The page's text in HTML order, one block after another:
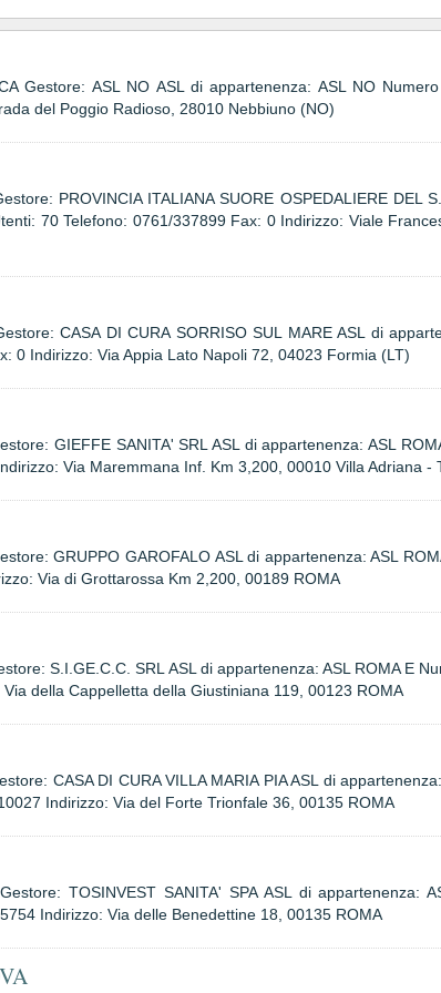
Gestore: ASL NO ASL di appartenenza: ASL NO
del Poggio Radioso, 28010 Nebbiuno (NO)
PROVINCIA ITALIANA SUORE OSPEDALIERE DEL
70 Telefono: 0761/337899 Fax: 0 Indirizzo: Viale
CASA DI CURA SORRISO SUL MARE ASL di
0 Indirizzo: Via Appia Lato Napoli 72, 04023 Formia (LT)
GIEFFE SANITA' SRL ASL di appartenenza: ASL
Via Maremmana Inf. Km 3,200, 00010 Villa Adriana -
GRUPPO GAROFALO ASL di appartenenza: ASL
Via di Grottarossa Km 2,200, 00189 ROMA
S.I.GE.C.C. SRL ASL di appartenenza: ASL ROMA E
della Cappelletta della Giustiniana 119, 00123 ROMA
CASA DI CURA VILLA MARIA PIA ASL di
Indirizzo: Via del Forte Trionfale 36, 00135 ROMA
TOSINVEST SANITA' SPA ASL di appartenenza:
Indirizzo: Via delle Benedettine 18, 00135 ROMA